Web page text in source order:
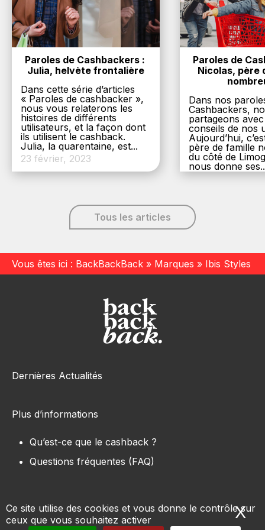
Ce site utilise des cookies et vous donne le contrôle sur
ceux que vous souhaitez activer
X
Paroles de Cashbackers :
Julia, helvète frontalière
Dans cette série d’articles
« Paroles de cashbacker »,
nous vous relaterons les
histoires de différents
utilisateurs, et la façon dont
ils utilisent le cashback.
Julia, la quarentaine, est...
23 février, 2023
Paroles de
Nicolas, père
Dans nos
Cashbackers,
partageons
conseils de nos
Aujourd’hui,
père de famille
du côté de
nous donne
6 décembre,
Tous les articles
Vous êtes ici : BackBackBack » Marques » Ibis Styles
Dernières Actualités
Plus d’informations
Qu’est-ce que le cashback ?
Questions fréquentes (FAQ)